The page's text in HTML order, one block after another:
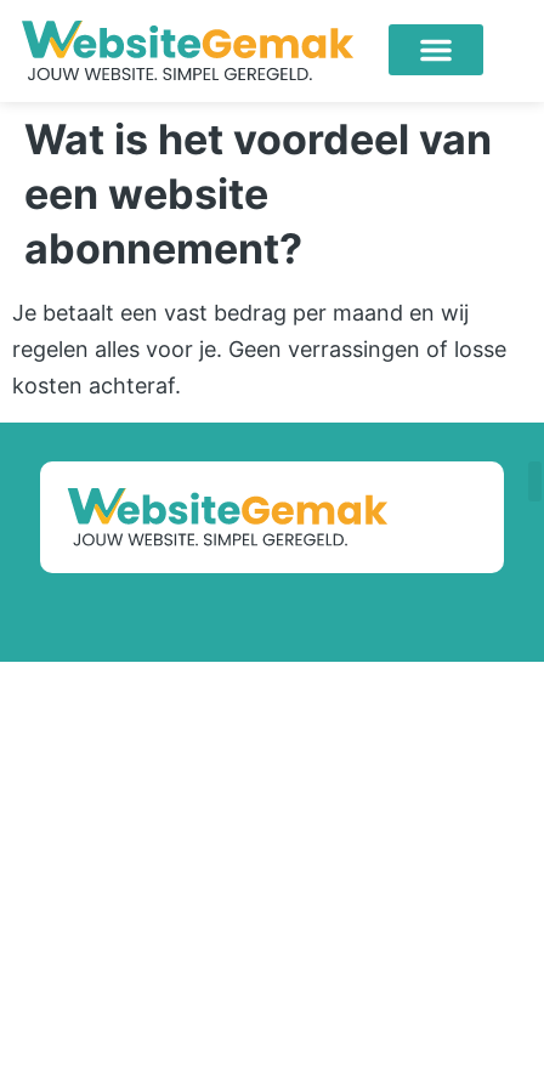
Wat is het voordeel van
een website
abonnement?
Je betaalt een vast bedrag per maand en wij
regelen alles voor je. Geen verrassingen of losse
kosten achteraf.